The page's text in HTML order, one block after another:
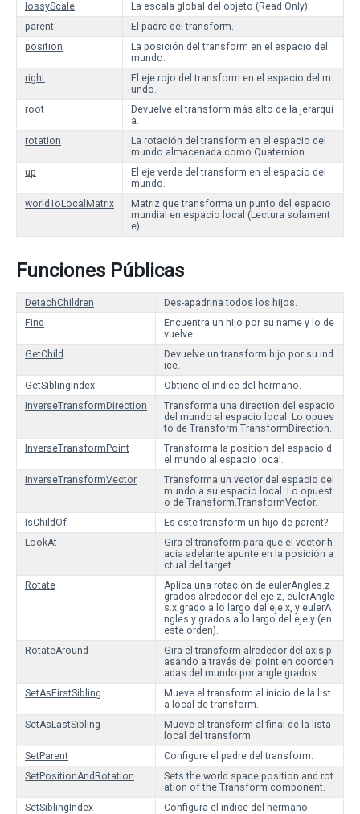
lossyScale
La escala global del objeto (Read Only)._
parent
El padre del transform.
position
La posición del transform en el espacio del
mundo.
right
El eje rojo del transform en el espacio del m
undo.
root
Devuelve el transform más alto de la jerarquí
a.
rotation
La rotación del transform en el espacio del
mundo almacenada como Quaternion.
up
El eje verde del transform en el espacio del
mundo.
worldToLocalMatrix
Matriz que transforma un punto del espacio
mundial en espacio local (Lectura solament
e).
Funciones Públicas
DetachChildren
Des-apadrina todos los hijos.
Find
Encuentra un hijo por su name y lo de
vuelve.
GetChild
Devuelve un transform hijo por su ind
ice.
GetSiblingIndex
Obtiene el indice del hermano.
InverseTransformDirection
Transforma una direction del espacio
del mundo al espacio local. Lo opues
to de Transform.TransformDirection.
InverseTransformPoint
Transforma la position del espacio d
el mundo al espacio local.
InverseTransformVector
Transforma un vector del espacio del
mundo a su espacio local. Lo opuest
o de Transform.TransformVector.
IsChildOf
Es este transform un hijo de parent?
LookAt
Gira el transform para que el vector h
acia adelante apunte en la posición a
ctual del target.
Rotate
Aplica una rotación de eulerAngles.z
grados alrededor del eje z, eulerAngle
s.x grado a lo largo del eje x, y eulerA
ngles.y grados a lo largo del eje y (en
este orden).
RotateAround
Gira el transform alrededor del axis p
asando a través del point en coorden
adas del mundo por angle grados.
SetAsFirstSibling
Mueve el transform al inicio de la list
a local de transform.
SetAsLastSibling
Mueve el transform al final de la lista
local del transform.
SetParent
Configure el padre del transform.
SetPositionAndRotation
Sets the world space position and rot
ation of the Transform component.
SetSiblingIndex
Configura el indice del hermano.